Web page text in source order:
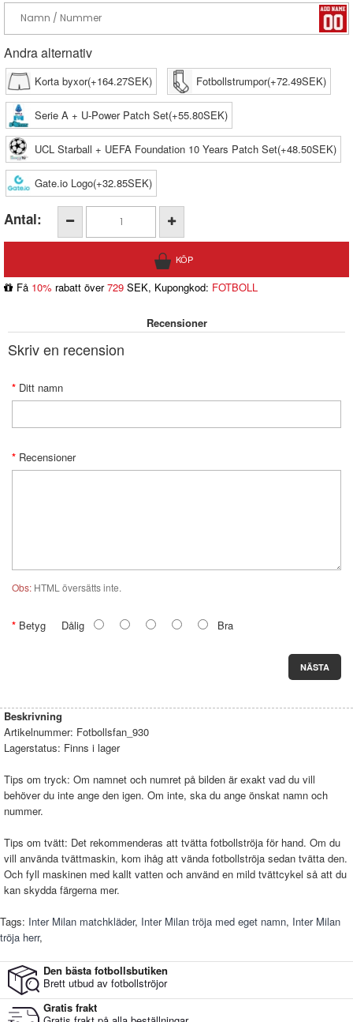
Andra alternativ
Korta byxor(+164.27SEK) Fotbollstrumpor(+72.49SEK)
Serie A + U-Power Patch Set(+55.80SEK)
UCL Starball + UEFA Foundation 10 Years Patch Set(+48.50SEK)
Gate.io Logo(+32.85SEK)
Antal:
Få 10% rabatt över729 SEK, Kupongkod: FOTBOLL
Recensioner
Skriv en recension
Ditt namn
Recensioner
Obs: HTML översätts inte.
Betyg Dålig Bra
NÄSTA
Beskrivning
Artikelnummer: Fotbollsfan_930
Lagerstatus: Finns i lager
Tips om tryck: Om namnet och numret på bilden är exakt vad du vill
behöver du inte ange den igen. Om inte, ska du ange önskat namn och
nummer.
Tips om tvätt: Det rekommenderas att tvätta fotbollströja för hand. Om du
vill använda tvättmaskin, kom ihåg att vända fotbollströja sedan tvätta den.
Och fyll maskinen med kallt vatten och använd en mild tvättcykel så att du
kan skydda färgerna mer.
Tags: Inter Milan matchkläder, Inter Milan tröja med eget namn, Inter Milan
tröja herr,
Den bästa fotbollsbutiken
Brett utbud av fotbollströjor
Gratis frakt